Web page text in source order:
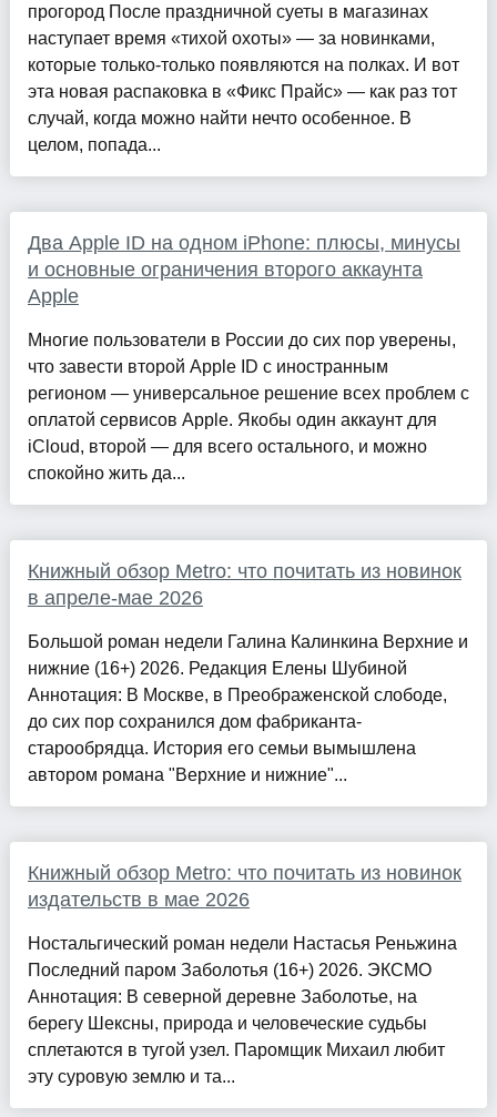
прогород После праздничной суеты в магазинах
наступает время «тихой охоты» — за новинками,
которые только-только появляются на полках. И вот
эта новая распаковка в «Фикс Прайс» — как раз тот
случай, когда можно найти нечто особенное. В
целом, попада...
Два Apple ID на одном iPhone: плюсы, минусы
и основные ограничения второго аккаунта
Apple
Многие пользователи в России до сих пор уверены,
что завести второй Apple ID с иностранным
регионом — универсальное решение всех проблем с
оплатой сервисов Apple. Якобы один аккаунт для
iCloud, второй — для всего остального, и можно
спокойно жить да...
Книжный обзор Metro: что почитать из новинок
в апреле-мае 2026
Большой роман недели Галина Калинкина Верхние и
нижние (16+) 2026. Редакция Елены Шубиной
Аннотация: В Москве, в Преображенской слободе,
до сих пор сохранился дом фабриканта-
старообрядца. История его семьи вымышлена
автором романа "Верхние и нижние"...
Книжный обзор Metro: что почитать из новинок
издательств в мае 2026
Ностальгический роман недели Настасья Реньжина
Последний паром Заболотья (16+) 2026. ЭКСМО
Аннотация: В северной деревне Заболотье, на
берегу Шексны, природа и человеческие судьбы
сплетаются в тугой узел. Паромщик Михаил любит
эту суровую землю и та...